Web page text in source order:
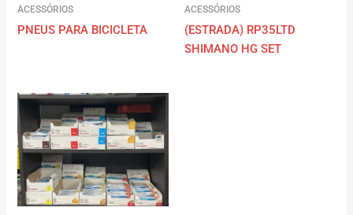
ACESSÓRIOS
PNEUS PARA BICICLETA
ACESSÓRIOS
(ESTRADA) RP35LTD
SHIMANO HG SET